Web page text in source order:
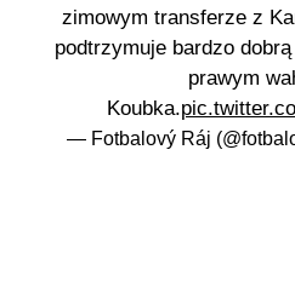
zimowym transferze z
podtrzymuje bardzo
prawym
Koubka.
— Fotbalový Ráj